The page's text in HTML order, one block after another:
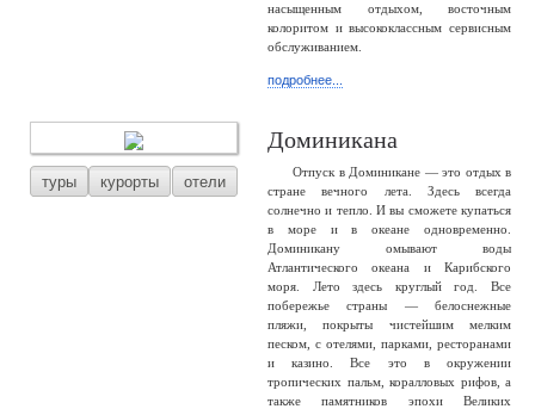
насыщенным отдыхом, восточным
колоритом и высококлассным сервисным
обслуживанием.
подробнее...
туры курорты отели
Доминикана
Отпуск в Доминикане — это отдых в
стране вечного лета. Здесь всегда
солнечно и тепло. И вы сможете купаться
в море и в океане одновременно.
Доминикану омывают воды
Атлантического океана и Карибского
моря. Лето здесь круглый год. Все
побережье страны — белоснежные
пляжи, покрыты чистейшим мелким
песком, с отелями, парками, ресторанами
и казино. Все это в окружении
тропических пальм, коралловых рифов, а
также памятников эпохи Великих